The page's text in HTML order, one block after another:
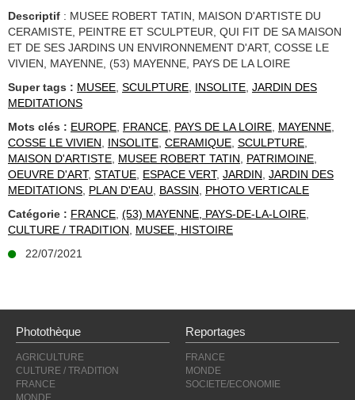
Descriptif : MUSEE ROBERT TATIN, MAISON D'ARTISTE DU
CERAMISTE, PEINTRE ET SCULPTEUR, QUI FIT DE SA MAISON
ET DE SES JARDINS UN ENVIRONNEMENT D'ART, COSSE LE
VIVIEN, MAYENNE, (53) MAYENNE, PAYS DE LA LOIRE
Super tags : MUSEE, SCULPTURE, INSOLITE, JARDIN DES
MEDITATIONS
Mots clés : EUROPE, FRANCE, PAYS DE LA LOIRE, MAYENNE,
COSSE LE VIVIEN, INSOLITE, CERAMIQUE, SCULPTURE,
MAISON D'ARTISTE, MUSEE ROBERT TATIN, PATRIMOINE,
OEUVRE D'ART, STATUE, ESPACE VERT, JARDIN, JARDIN DES
MEDITATIONS, PLAN D'EAU, BASSIN, PHOTO VERTICALE
Catégorie : FRANCE, (53) MAYENNE, PAYS-DE-LA-LOIRE,
CULTURE / TRADITION, MUSEE, HISTOIRE
22/07/2021
Photothèque
AGRICULTURE
CULTURE / TRADITION
FRANCE
Reportages
FRANCE
MONDE
SOCIETE/ECONOMIE